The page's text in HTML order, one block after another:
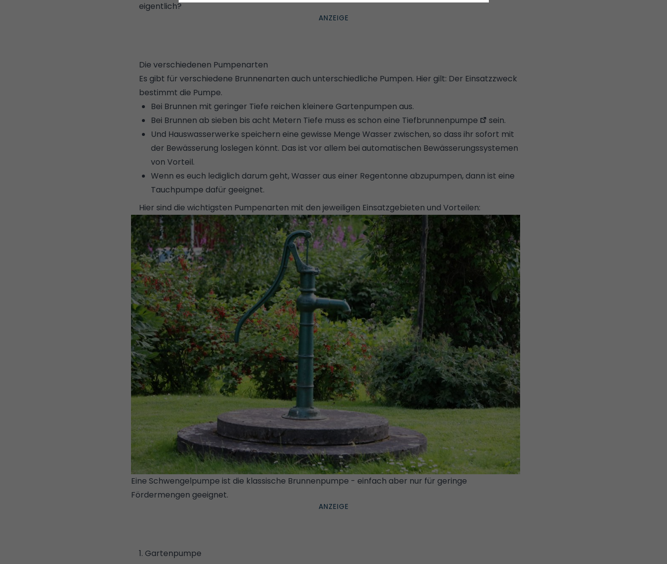
eigentlich?
Die verschiedenen Pumpenarten
Es gibt für verschiedene Brunnenarten auch unterschiedliche Pumpen. Hier gilt: Der Einsatzzweck
bestimmt die Pumpe.
Bei Brunnen mit geringer Tiefe reichen kleinere Gartenpumpen aus.
Bei Brunnen ab sieben bis acht Metern Tiefe muss es schon eine Tiefbrunnenpumpe
sein.
Und Hauswasserwerke speichern eine gewisse Menge Wasser zwischen, so dass ihr sofort mit
der Bewässerung loslegen könnt. Das ist vor allem bei automatischen Bewässerungssystemen
von Vorteil.
Wenn es euch lediglich darum geht, Wasser aus einer Regentonne abzupumpen, dann ist eine
Tauchpumpe dafür geeignet.
Hier sind die wichtigsten Pumpenarten mit den jeweiligen Einsatzgebieten und Vorteilen:
Eine Schwengelpumpe ist die klassische Brunnenpumpe - einfach aber nur für geringe
Fördermengen geeignet.
1. Gartenpumpe